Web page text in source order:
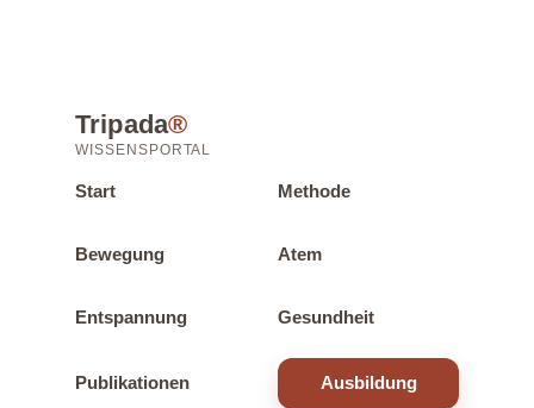
Tripada®
WISSENSPORTAL
Start Methode
Bewegung Atem
Entspannung Gesundheit
Publikationen Ausbildung